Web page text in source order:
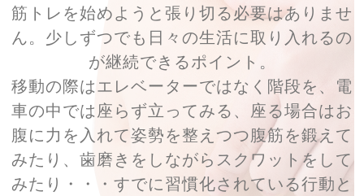
筋トレを始めようと張り切る必要はありませ
ん。少しずつでも日々の生活に取り入れるの
が継続できるポイント。
移動の際はエレベーターではなく階段を、電
車の中では座らず立ってみる、座る場合はお
腹に力を入れて姿勢を整えつつ腹筋を鍛えて
みたり、歯磨きをしながらスクワットをして
みたり・・・すでに習慣化されている行動と